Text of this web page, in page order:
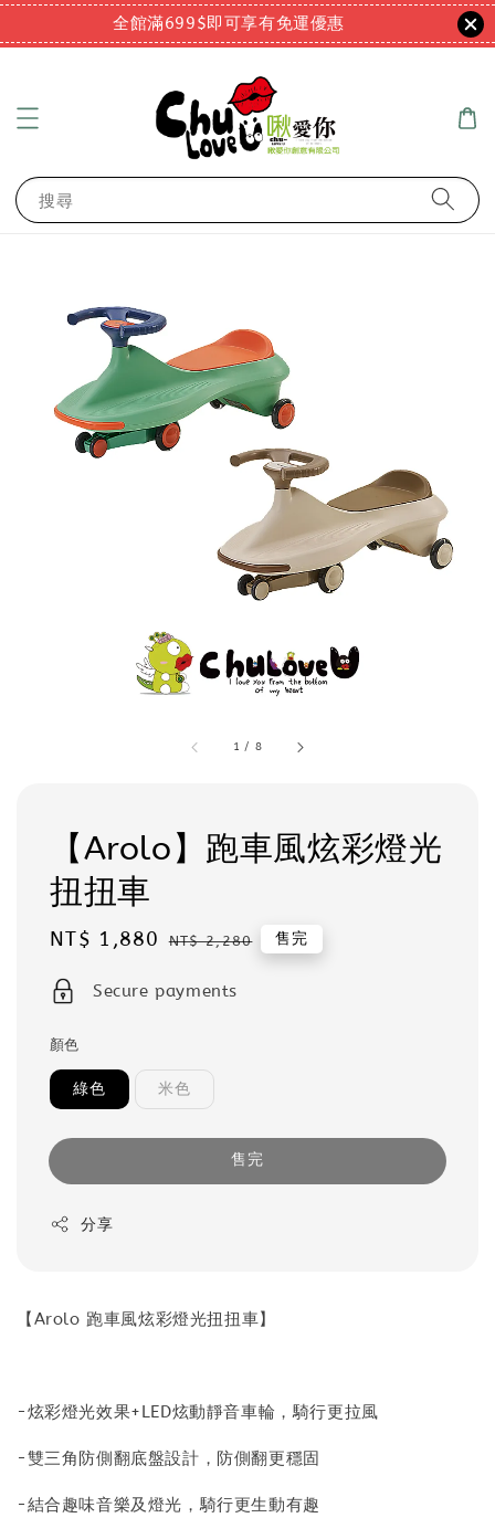
全館滿699$即可享有免運優惠
搜尋
1 / 8
【Arolo】跑車風炫彩燈光
扭扭車
Sale
NT$ 1,880 Regular
NT$ 2,280 售完
Secure payments
顏色
綠色 米色
售完
分享
【Arolo 跑車風炫彩燈光扭扭車】
-炫彩燈光效果+LED炫動靜音車輪，騎行更拉風
-雙三角防側翻底盤設計，防側翻更穩固
-結合趣味音樂及燈光，騎行更生動有趣